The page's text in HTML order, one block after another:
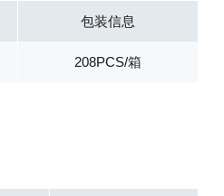
包装信息
208PCS/箱